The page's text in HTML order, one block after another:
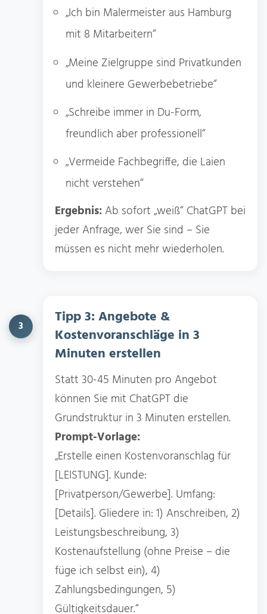
„Ich bin Malermeister aus Hamburg
mit 8 Mitarbeitern“
„Meine Zielgruppe sind Privatkunden
und kleinere Gewerbebetriebe“
„Schreibe immer in Du-Form,
freundlich aber professionell“
„Vermeide Fachbegriffe, die Laien
nicht verstehen“
Ergebnis: Ab sofort „weiß“ ChatGPT bei
jeder Anfrage, wer Sie sind – Sie
müssen es nicht mehr wiederholen.
3
Tipp 3: Angebote &
Kostenvoranschläge in 3
Minuten erstellen
Statt 30-45 Minuten pro Angebot
können Sie mit ChatGPT die
Grundstruktur in 3 Minuten erstellen.
Prompt-Vorlage:
„Erstelle einen Kostenvoranschlag für
[LEISTUNG]. Kunde:
[Privatperson/Gewerbe]. Umfang:
[Details]. Gliedere in: 1) Anschreiben, 2)
Leistungsbeschreibung, 3)
Kostenaufstellung (ohne Preise – die
füge ich selbst ein), 4)
Zahlungsbedingungen, 5)
Gültigkeitsdauer.“